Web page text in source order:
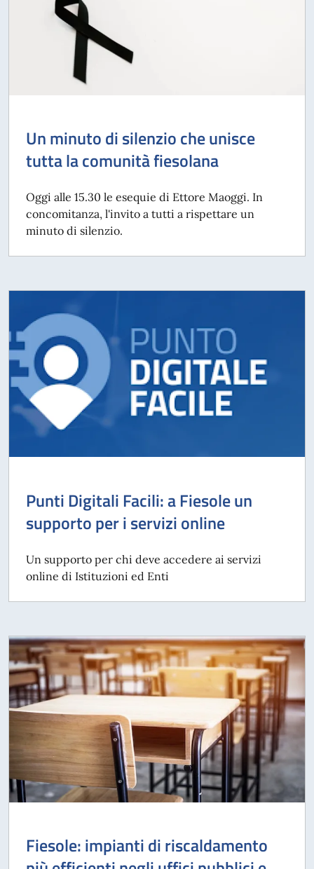
Un minuto di silenzio che unisce
tutta la comunità fiesolana
Oggi alle 15.30 le esequie di Ettore Maoggi. In
concomitanza, l'invito a tutti a rispettare un
minuto di silenzio.
Punti Digitali Facili: a Fiesole un
supporto per i servizi online
Un supporto per chi deve accedere ai servizi
online di Istituzioni ed Enti
Fiesole: impianti di riscaldamento